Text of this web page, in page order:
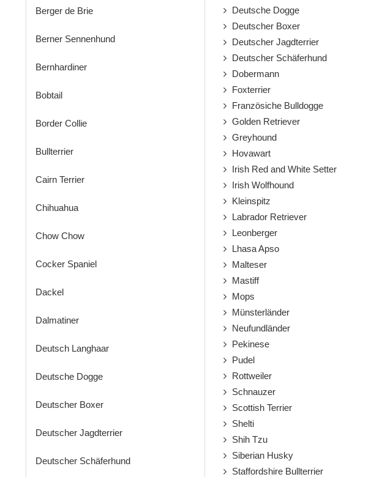
Deutsche Dogge
Deutscher Boxer
Deutscher Jagdterrier
Deutscher Schäferhund
Dobermann
Foxterrier
Französiche Bulldogge
Golden Retriever
Greyhound
Hovawart
Irish Red and White Setter
Irish Wolfhound
Kleinspitz
Labrador Retriever
Leonberger
Lhasa Apso
Malteser
Mastiff
Mops
Münsterländer
Neufundländer
Pekinese
Pudel
Rottweiler
Schnauzer
Scottish Terrier
Shelti
Shih Tzu
Siberian Husky
Staffordshire Bullterrier
Berger de Brie
Berner Sennenhund
Bernhardiner
Bobtail
Border Collie
Bullterrier
Cairn Terrier
Chihuahua
Chow Chow
Cocker Spaniel
Dackel
Dalmatiner
Deutsch Langhaar
Deutsche Dogge
Deutscher Boxer
Deutscher Jagdterrier
Deutscher Schäferhund